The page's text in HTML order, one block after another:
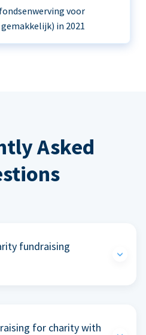
voor
in 2021
Asked
fundraising
for charity with